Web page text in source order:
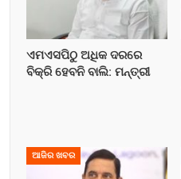
ଏମଏସପିଠୁ ଅଧିକ ଦରରେ
ବିକ୍ରି ହେବନି ବାଲି: ମନ୍ତ୍ରୀ
ଆଜିର ଖବର